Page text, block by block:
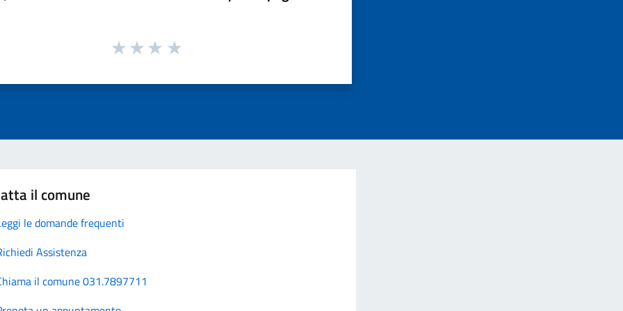
il comune
le domande frequenti
Assistenza
il comune 031.7897711